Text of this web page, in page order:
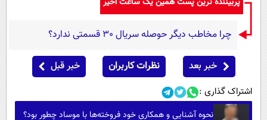
چرا مخاطب دیگر حوصله سریال 30 قسمتی ندارد؟
خبر بعد نظرات کاربران خبر قبل
اشتراک گذاری :
نحوه آشنایی و همکاری خود فروخته‌ها با موساد چطور بود؟